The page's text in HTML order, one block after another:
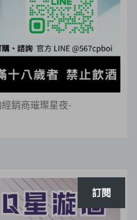
銷商璀璨星夜-
訂閱